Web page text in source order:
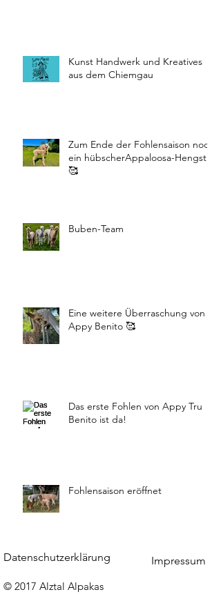
Kunst Handwerk und Kreatives
aus dem Chiemgau
Zum Ende der Fohlensaison noch
ein hübscherAppaloosa-Hengst
🥰
Buben-Team
Eine weitere Überraschung von
Appy Benito 🥰
Das erste Fohlen von Appy Tru
Benito ist da!
Fohlensaison eröffnet
Datenschutzerklärung
Impressum
© 2017 Alztal Alpakas